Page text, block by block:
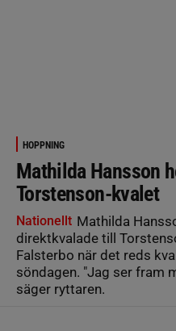
HOPPNING
Mathilda Hansson
Torstenson-kvalet
Nationellt Mathilda
direktkvalade till
Falsterbo när det reds
söndagen. "Jag ser fram
säger ryttaren.